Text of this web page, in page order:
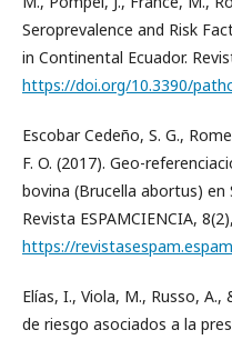
Seroprevalence and Risk
in Continental Ecuador.
https://doi.org/10.3390/
Escobar Cedeño, S. G.,
F. O. (2017). Geo-
bovina (Brucella abortus)
Revista ESPAMCIENCIA,
https://
Elías, I., Viola, M., Russo,
de riesgo asociados a la